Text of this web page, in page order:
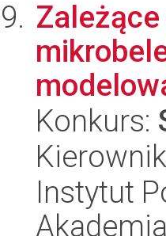
Konkurs:
Instytut